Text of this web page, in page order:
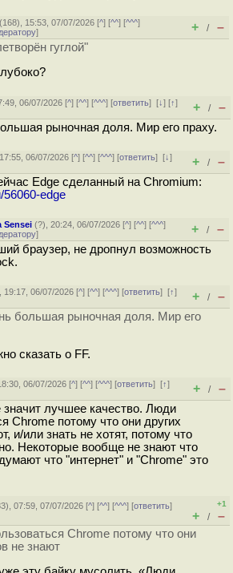
(168), 15:53, 07/07/2026 [^] [^^] [^^^]
] + / –
гуглой"
06/07/2026 [^] [^^] [^^^] [ответить][↓] [↑]
+ / –
рыночная доля. Мир его праху.
06/07/2026 [^] [^^] [^^^] [ответить][↓]
+ / –
Edge сделанный на Chromium:
56060-edge
Sensei (?), 20:24, 06/07/2026 [^] [^^] [^^^]
] + / –
браузер, не дропнул возможность
19:17, 06/07/2026 [^] [^^] [^^^] [ответить][↑]
+ / –
большая рыночная доля. Мир его
сказать о FF.
06/07/2026 [^] [^^] [^^^] [ответить][↑]
+ / –
лучшее качество. Люди
Chrome потому что они других
и/или знать не хотят, потому что
Некоторые вообще не знают что
что "интернет" и "Chrome" это
), 07:59, 07/07/2026 [^] [^^] [^^^] [ответить]
+1
+ / –
Chrome потому что они
не знают